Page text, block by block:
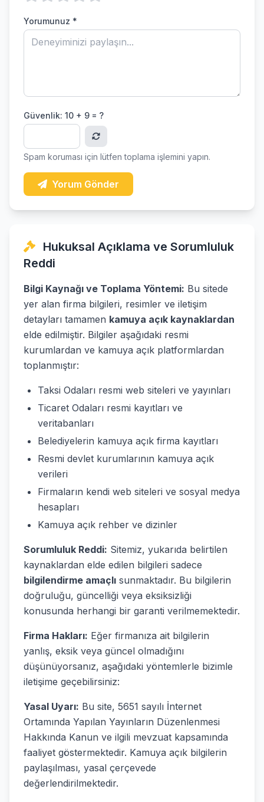
Yorumunuz *
Güvenlik: 10 + 9 = ?
Spam koruması için lütfen toplama işlemini yapın.
Yorum Gönder
Hukuksal Açıklama ve Sorumluluk
Reddi
Bilgi Kaynağı ve Toplama Yöntemi: Bu sitede
yer alan firma bilgileri, resimler ve iletişim
detayları tamamen kamuya açık kaynaklardan
elde edilmiştir. Bilgiler aşağıdaki resmi
kurumlardan ve kamuya açık platformlardan
toplanmıştır:
Taksi Odaları resmi web siteleri ve yayınları
Ticaret Odaları resmi kayıtları ve
veritabanları
Belediyelerin kamuya açık firma kayıtları
Resmi devlet kurumlarının kamuya açık
verileri
Firmaların kendi web siteleri ve sosyal medya
hesapları
Kamuya açık rehber ve dizinler
Sorumluluk Reddi: Sitemiz, yukarıda belirtilen
kaynaklardan elde edilen bilgileri sadece
bilgilendirme amaçlı sunmaktadır. Bu bilgilerin
doğruluğu, güncelliği veya eksiksizliği
konusunda herhangi bir garanti verilmemektedir.
Firma Hakları: Eğer firmanıza ait bilgilerin
yanlış, eksik veya güncel olmadığını
düşünüyorsanız, aşağıdaki yöntemlerle bizimle
iletişime geçebilirsiniz:
Yasal Uyarı: Bu site, 5651 sayılı İnternet
Ortamında Yapılan Yayınların Düzenlenmesi
Hakkında Kanun ve ilgili mevzuat kapsamında
faaliyet göstermektedir. Kamuya açık bilgilerin
paylaşılması, yasal çerçevede
değerlendirilmektedir.